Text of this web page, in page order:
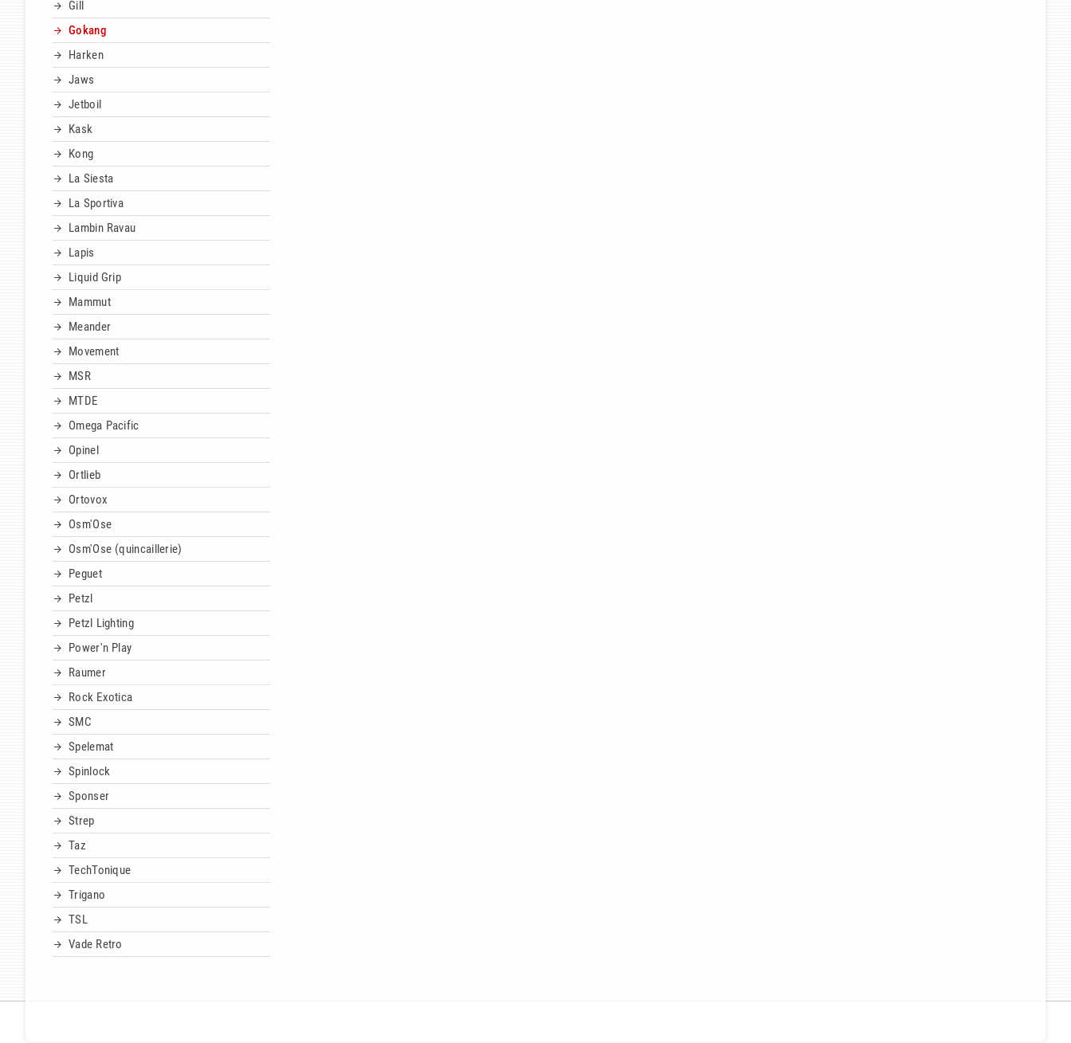
Gill
Gokang
Harken
Jaws
Jetboil
Kask
Kong
La Siesta
La Sportiva
Lambin Ravau
Lapis
Liquid Grip
Mammut
Meander
Movement
MSR
MTDE
Omega Pacific
Opinel
Ortlieb
Ortovox
Osm'Ose
Osm'Ose (quincaillerie)
Peguet
Petzl
Petzl Lighting
Power'n Play
Raumer
Rock Exotica
SMC
Spelemat
Spinlock
Sponser
Strep
Taz
TechTonique
Trigano
TSL
Vade Retro